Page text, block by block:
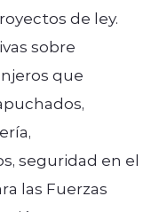
de ley.
sobre
que
seguridad en el
las Fuerzas